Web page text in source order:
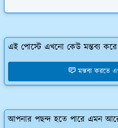
এই পোস্টে এখনো কেউ মন্তব্য করে
মন্তব্য করতে
আপনার পছন্দ হতে পারে এমন